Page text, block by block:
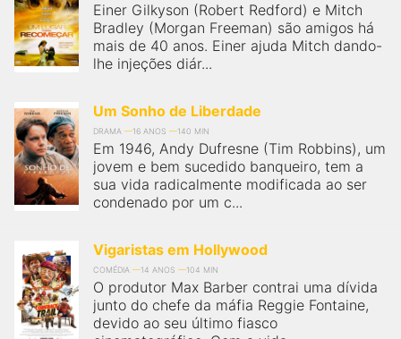
Einer Gilkyson (Robert Redford) e Mitch
Bradley (Morgan Freeman) são amigos há
mais de 40 anos. Einer ajuda Mitch dando-
lhe injeções diár...
Um Sonho de Liberdade
DRAMA 16 ANOS 140 MIN
Em 1946, Andy Dufresne (Tim Robbins), um
jovem e bem sucedido banqueiro, tem a
sua vida radicalmente modificada ao ser
condenado por um c...
Vigaristas em Hollywood
COMÉDIA 14 ANOS 104 MIN
O produtor Max Barber contrai uma dívida
junto do chefe da máfia Reggie Fontaine,
devido ao seu último fiasco